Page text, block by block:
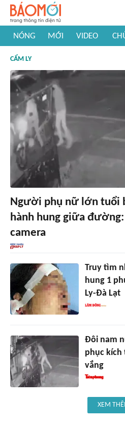
NÓNG MỚI VIDEO
#Khám phá thế giới
CẨM LY
Người phụ nữ lớn tuổi
hành hung giữa
camera
Truy tìm
hung 1
Ly-Đà Lạt
Đôi nam
phục kích
vắng
XEM